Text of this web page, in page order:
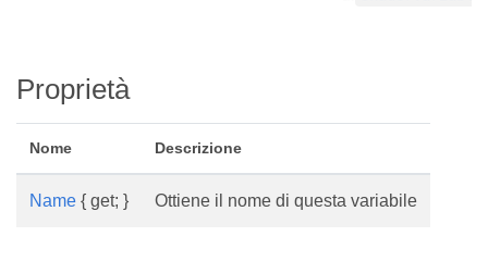
Proprietà
Nome Descrizione
Name { get; } Ottiene il nome di questa variabile